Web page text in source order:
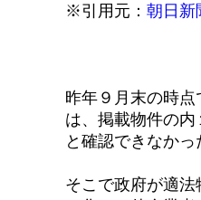
※引用元： 朝日新
昨年９月末の時
は、掲載物件の
と確認できなかっ
そこで政府が適